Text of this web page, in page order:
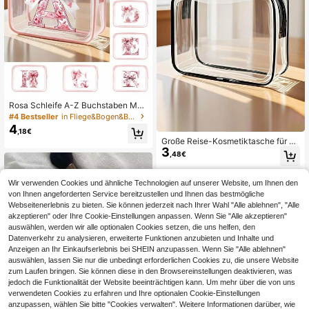
Rosa Schleife A-Z Buchstaben Mus
ter PVC Kulturtasche, tragbare Kos
metiktasche, Reise-Organizer Beut
el mit Reißverschluss - leicht, farbb
n & Männer, TSA-zugelassene trag
bare Kosmetiktasche, leicht zu reini
Freundin, Krankenschwester, Reise
-Essentials Tasche für Schule, Urla
ub, Muttertag, Krankenschwesterta
g, Abschlussgeschenk, Sommer Ess
entials, Badezimmer Dekoration
#4 Bestseller in Fliege&Bogen&Bogen&Großer Bogen&Bogen Reiseaufb
4,18€
Große Reise-Kosmetiktasche für Fr
auen mit Reißverschluss - hochwer
tige Makeup-Tasche, Kulturtasche,
leichtes PVC-Material, einfach zu r
einigende Reißverschluss-Konstruk
tion, geeignet für Fitness, Urlaub, P
endeln, minimalistisches Modedesi
gn, Beauty-Essentials
3,48€
Wir verwenden Cookies und ähnliche Technologien auf unserer Website, um Ihnen den
von Ihnen angeforderten Service bereitzustellen und Ihnen das bestmögliche
Webseitenerlebnis zu bieten. Sie können jederzeit nach Ihrer Wahl "Alle ablehnen", "Alle
akzeptieren" oder Ihre Cookie-Einstellungen anpassen. Wenn Sie "Alle akzeptieren"
auswählen, werden wir alle optionalen Cookies setzen, die uns helfen, den
Datenverkehr zu analysieren, erweiterte Funktionen anzubieten und Inhalte und
Anzeigen an Ihr Einkaufserlebnis bei SHEIN anzupassen. Wenn Sie "Alle ablehnen"
auswählen, lassen Sie nur die unbedingt erforderlichen Cookies zu, die unsere Website
zum Laufen bringen. Sie können diese in den Browsereinstellungen deaktivieren, was
jedoch die Funktionalität der Website beeinträchtigen kann. Um mehr über die von uns
verwendeten Cookies zu erfahren und Ihre optionalen Cookie-Einstellungen
anzupassen, wählen Sie bitte "Cookies verwalten". Weitere Informationen darüber, wie